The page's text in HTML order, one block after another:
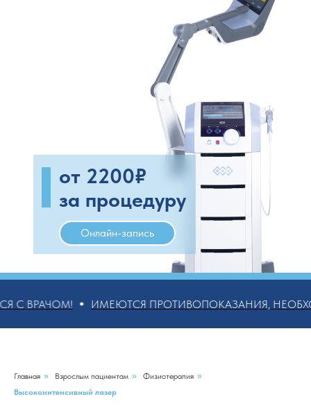
от 2200₽
за процедуру
Онлайн-запись
ВРАЧОМ! ИМЕЮТСЯ ПРОТИВОПОКАЗАНИЯ,
Главная » Взрослым пациентам » Физиотерапия »
Высокоинтенсивный лазер